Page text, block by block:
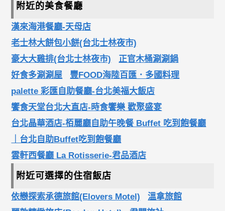
附近的美食餐廳
漢來海港餐廳-天母店
老士林大餅包小餅(台北士林夜市)
豪大大雞排(台北士林夜市)
正官木桶涮涮鍋
好食多涮涮屋
豐FOOD海陸百匯．多國料理
palette 彩匯自助餐廳-台北美福大飯店
饗食天堂台北大直店-時食饗樂 歡聚盛宴
台北晶華酒店-栢麗廳自助午晚餐 Buffet 吃到飽餐廳
｜台北自助Buffet吃到飽餐廳
雲軒西餐廳 La Rotisserie-君品酒店
附近可選擇的住宿飯店
依戀探索承德旅館(Elovers Motel)
溫拿旅館